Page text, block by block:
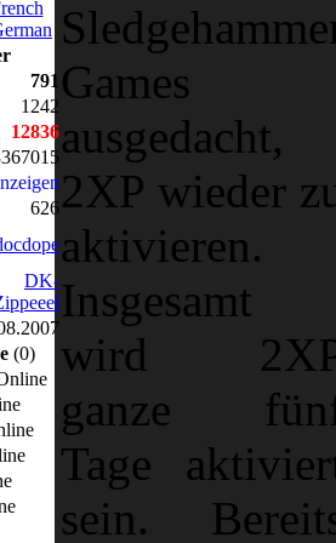
791
1242
12836
626
DK-
(0)
Games
ausgedacht,
2XP wieder
aktivieren.
Insgesamt
wird
ganze
Tage
sein.